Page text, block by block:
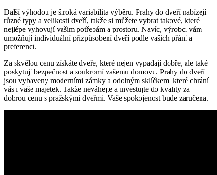
Další výhodou je široká variabilita výběru. Prahy do dveří nabízejí
různé typy a velikosti dveří, takže si můžete vybrat takové, které
nejlépe vyhovují vašim potřebám a prostoru. Navíc, výrobci vám
umožňují individuální přizpůsobení dveří podle vašich přání a
preferencí.
Za skvělou cenu získáte dveře, které nejen vypadají dobře, ale také
poskytují bezpečnost a soukromí vašemu domovu. Prahy do dveří
jsou vybaveny moderními zámky a odolným sklíčkem, které chrání
vás i vaše majetek. Takže neváhejte a investujte do kvality za
dobrou cenu s pražskými dveřmi. Vaše spokojenost bude zaručena.